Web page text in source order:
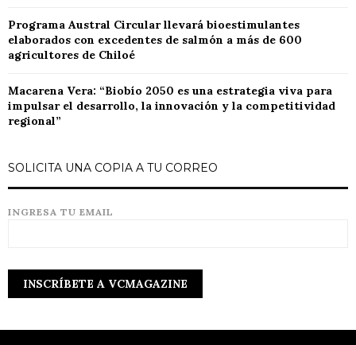
Programa Austral Circular llevará bioestimulantes
elaborados con excedentes de salmón a más de 600
agricultores de Chiloé
Macarena Vera: “Biobío 2050 es una estrategia viva para
impulsar el desarrollo, la innovación y la competitividad
regional”
SOLICITA UNA COPIA A TU CORREO
INGRESA TU EMAIL